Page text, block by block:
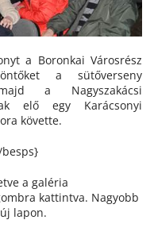
a Boronkai Városrész
a sütőverseny
a Nagyszakácsi
elő egy Karácsonyi
követte.
a galéria
kattintva. Nagyobb
lapon.